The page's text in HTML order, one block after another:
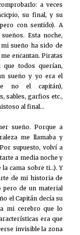
a veces
su final, y su
con sentido). A
Esta noche,
sueño ha sido de
encantan. Piratas
que todos querían,
sueño y yo era el
no el capitán),
sables, garfios etc.,
al final…
sueño. Porque a
me llamaba y
supuesto, volví a
a media noche y
cama sobre ti…). Y
de mi historia de
pero de un material
el Capitán decía su
mi cerebro que lo
era que
invisible la zona